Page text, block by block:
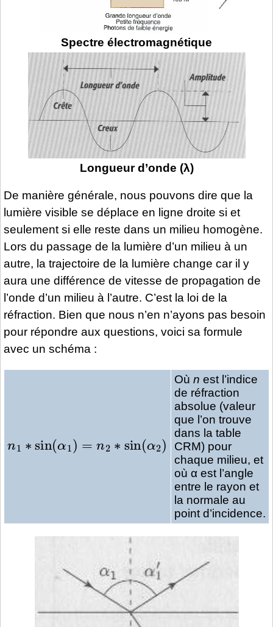
Spectre électromagnétique
Longueur d’onde (λ)
De manière générale, nous pouvons dire que la
lumière visible se déplace en ligne droite si et
seulement si elle reste dans un milieu homogène.
Lors du passage de la lumière d’un milieu à un
autre, la trajectoire de la lumière change car il y
aura une différence de vitesse de propagation de
l’onde d’un milieu à l’autre. C’est la loi de la
réfraction. Bien que nous n’en n’ayons pas besoin
pour répondre aux questions, voici sa formule
avec un schéma :
sin ( 1) sin( α2
Où n est l’indice
de réfraction
absolue (valeur
que l’on trouve
dans la table
CRM) pour
chaque milieu, et
où α est l’angle
entre le rayon et
la normale au
point d’incidence.